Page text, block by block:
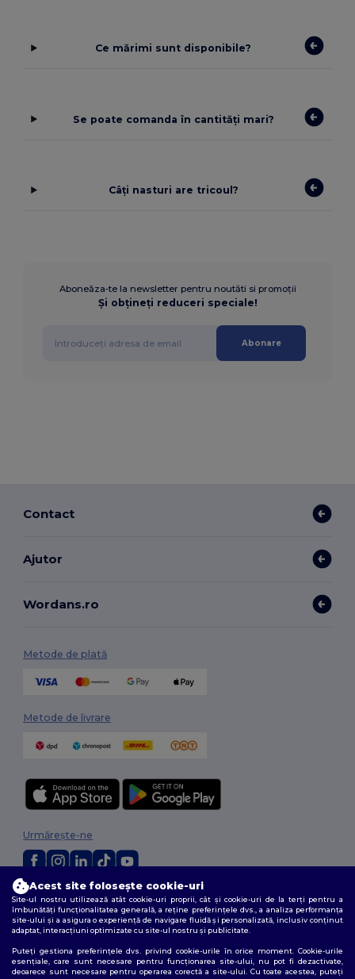
Ce mărimi sunt disponibile?
Se poate comanda în cantități mari?
Câți nasturi are tricoul?
Aboneăza-te la newsletter pentru noutăti si promoții
Și obțineți reduceri speciale!
Abonare
Contact
Ajutor
Wordans.ro
Metode de plată
Metode de livrare
2026. Toate drepturile rezervate
Termeni și condiții|Politica de confidențialitate|Politica privind cookie-
urile| Sitemap
Urmărește-ne
Acest site folosește cookie-uri
Site-ul nostru utilizează atât cookie-uri proprii, cât și cookie-uri de la terți pentru a
îmbunătăți funcționalitatea generală, a reține preferințele dvs., a analiza performanța
site-ului și a asigura o experiență de navigare fluidă și personalizată, inclusiv conținut
adaptat, interacțiuni optimizate cu site-ul nostru și publicitate.
Puteți gestiona preferințele dvs. privind cookie-urile în orice moment. Cookie-urile
esențiale, care sunt necesare pentru funcționarea site-ului, nu pot fi dezactivate,
deoarece sunt necesare pentru operarea corectă a site-ului. Cu toate acestea, puteți